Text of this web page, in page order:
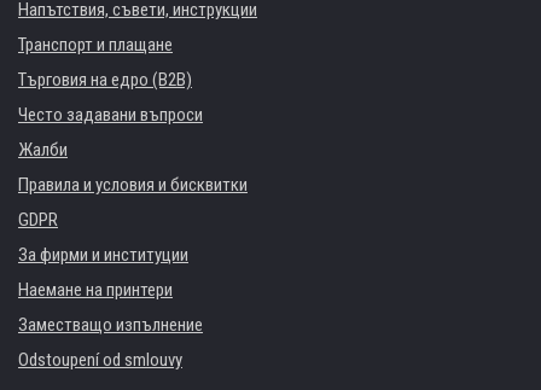
Напътствия, съвети, инструкции
Транспорт и плащане
Търговия на едро (B2B)
Често задавани въпроси
Жалби
Правила и условия и бисквитки
GDPR
За фирми и институции
Наемане на принтери
Заместващо изпълнение
Odstoupení od smlouvy